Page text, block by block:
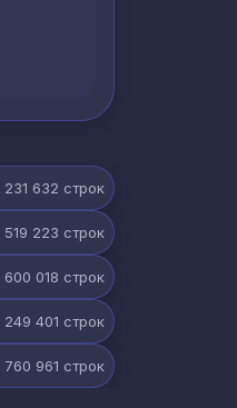
231 632 строк
519 223 строк
600 018 строк
249 401 строк
760 961 строк